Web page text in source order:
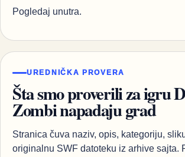
Pogledaj unutra.
UREDNIČKA PROVERA
Šta smo proverili za igru
Zombi napadaju grad
Stranica čuva naziv, opis, kategoriju,
originalnu SWF datoteku iz arhive sajta.